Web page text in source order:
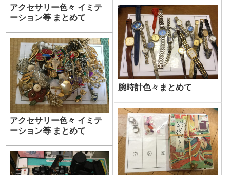
アクセサリー色々 イミテ
ーション等 まとめて
腕時計色々まとめて
アクセサリー色々 イミテ
ーション等 まとめて